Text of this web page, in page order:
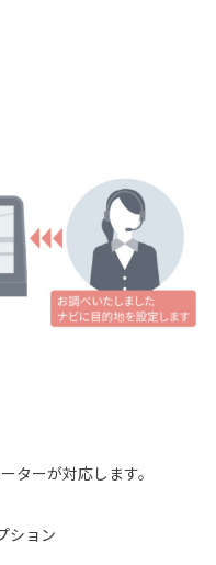
ターが対応します。
ション